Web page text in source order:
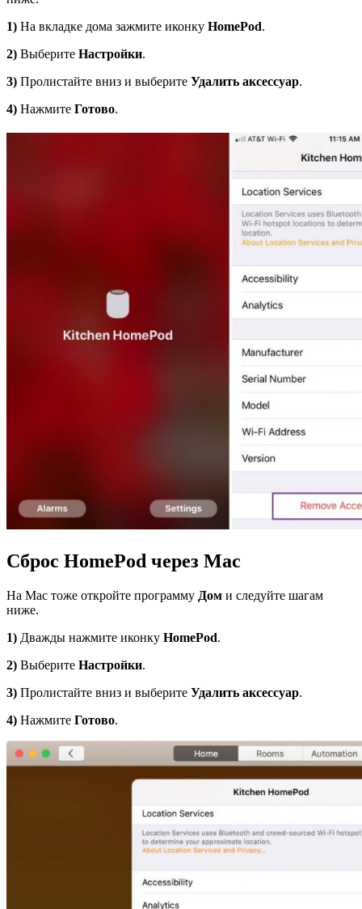
1) На вкладке дома зажмите иконку HomePod.
2) Выберите Настройки.
3) Пролистайте вниз и выберите Удалить аксессуар.
4) Нажмите Готово.
Сброс HomePod через Mac
На Mac тоже откройте программу Дом и следуйте шагам
ниже.
1) Дважды нажмите иконку HomePod.
2) Выберите Настройки.
3) Пролистайте вниз и выберите Удалить аксессуар.
4) Нажмите Готово.